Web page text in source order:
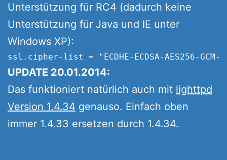
Unterstützung für RC4 (dadurch keine
Unterstützung für Java und IE unter
Windows XP):
UPDATE 20.01.2014:
Das funktioniert natürlich auch mit lighttpd
Version 1.4.34 genauso. Einfach oben
immer 1.4.33 ersetzen durch 1.4.34.